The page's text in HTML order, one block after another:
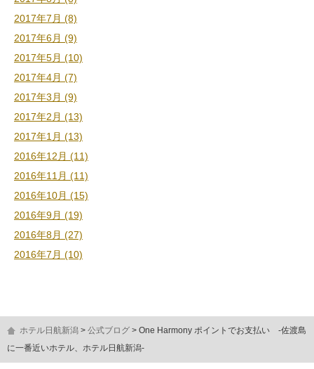
2017年7月 (8)
2017年6月 (9)
2017年5月 (10)
2017年4月 (7)
2017年3月 (9)
2017年2月 (13)
2017年1月 (13)
2016年12月 (11)
2016年11月 (11)
2016年10月 (15)
2016年9月 (19)
2016年8月 (27)
2016年7月 (10)
ホテル日航新潟 公式ブログ
One Harmony ポイントでお支払い -佐渡島
に一番近いホテル、ホテル日航新潟-